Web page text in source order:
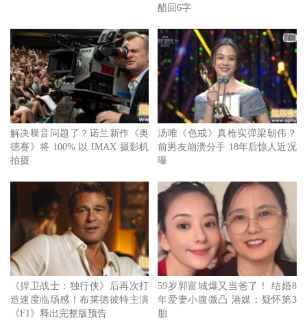
醋回6字
解决噪音问题了？诺兰新作《奥
德赛》将 100% 以 IMAX 摄影机
拍摄
汤唯《色戒》真枪实弹梁朝伟？
前男友崩溃分手 18年后惊人近况
曝
《捍卫战士：独行侠》后再次打
造速度临场感！布莱德彼特主演
《F1》释出完整版预告
59岁郭富城爆又当爸了！ 结婚8
年爱妻小腹微凸 港媒：疑怀第3
胎